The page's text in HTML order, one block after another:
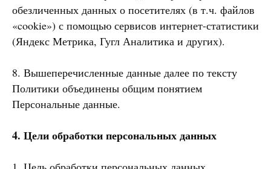
обезличенных данных о посетителях (в т.ч. файлов
«cookie») с помощью сервисов интернет-статистики
(Яндекс Метрика, Гугл Аналитика и других).
8. Вышеперечисленные данные далее по тексту
Политики объединены общим понятием
Персональные данные.
4. Цели обработки персональных данных